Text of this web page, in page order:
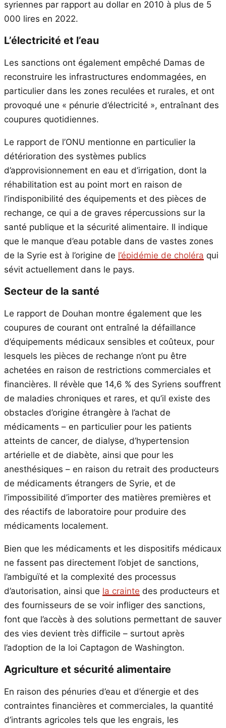
syriennes par rapport au dollar en 2010 à plus de 5
000 lires en 2022.
L’électricité et l’eau
Les sanctions ont également empêché Damas de
reconstruire les infrastructures endommagées, en
particulier dans les zones reculées et rurales, et ont
provoqué une « pénurie d’électricité », entraînant des
coupures quotidiennes.
Le rapport de l’ONU mentionne en particulier la
détérioration des systèmes publics
d’approvisionnement en eau et d’irrigation, dont la
réhabilitation est au point mort en raison de
l’indisponibilité des équipements et des pièces de
rechange, ce qui a de graves répercussions sur la
santé publique et la sécurité alimentaire. Il indique
que le manque d’eau potable dans de vastes zones
de la Syrie est à l’origine de l’épidémie de choléra qui
sévit actuellement dans le pays.
Secteur de la santé
Le rapport de Douhan montre également que les
coupures de courant ont entraîné la défaillance
d’équipements médicaux sensibles et coûteux, pour
lesquels les pièces de rechange n’ont pu être
achetées en raison de restrictions commerciales et
financières. Il révèle que 14,6 % des Syriens souffrent
de maladies chroniques et rares, et qu’il existe des
obstacles d’origine étrangère à l’achat de
médicaments – en particulier pour les patients
atteints de cancer, de dialyse, d’hypertension
artérielle et de diabète, ainsi que pour les
anesthésiques – en raison du retrait des producteurs
de médicaments étrangers de Syrie, et de
l’impossibilité d’importer des matières premières et
des réactifs de laboratoire pour produire des
médicaments localement.
Bien que les médicaments et les dispositifs médicaux
ne fassent pas directement l’objet de sanctions,
l’ambiguïté et la complexité des processus
d’autorisation, ainsi que la crainte des producteurs et
des fournisseurs de se voir infliger des sanctions,
font que l’accès à des solutions permettant de sauver
des vies devient très difficile – surtout après
l’adoption de la loi Captagon de Washington.
Agriculture et sécurité alimentaire
En raison des pénuries d’eau et d’énergie et des
contraintes financières et commerciales, la quantité
d’intrants agricoles tels que les engrais, les